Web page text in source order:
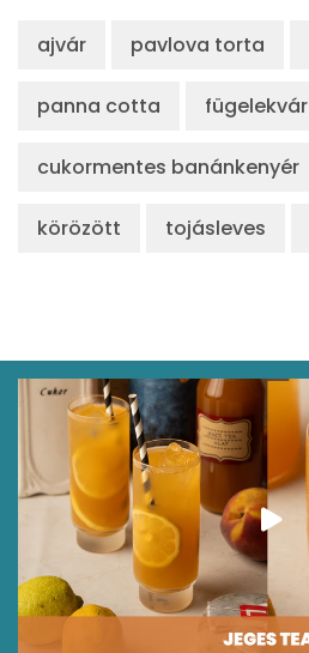
ajvár pavlova torta
panna cotta fügelekvár
cukormentes banánkenyér
körözött tojásleves